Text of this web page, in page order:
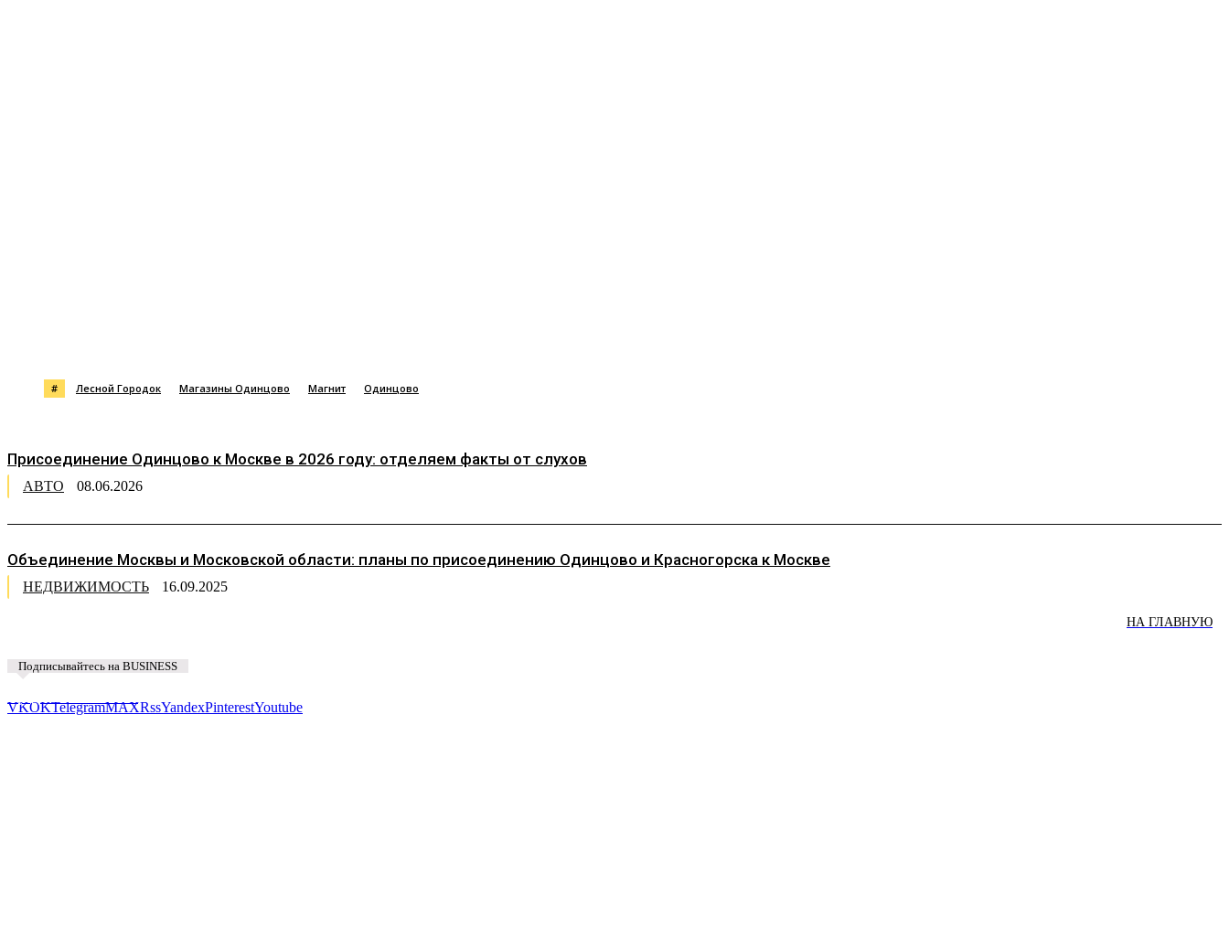
# Лесной Городок Магазины Одинцово Магнит Одинцово
Присоединение Одинцово к Москве в 2026 году: отделяем факты от слухов
АВТО 08.06.2026
Объединение Москвы и Московской области: планы по присоединению Одинцово и Красногорска к Москве
НЕДВИЖИМОСТЬ 16.09.2025
НА ГЛАВНУЮ
Подписывайтесь на BUSINESS
VKOKTelegramMAXRssYandexPinterestYoutube